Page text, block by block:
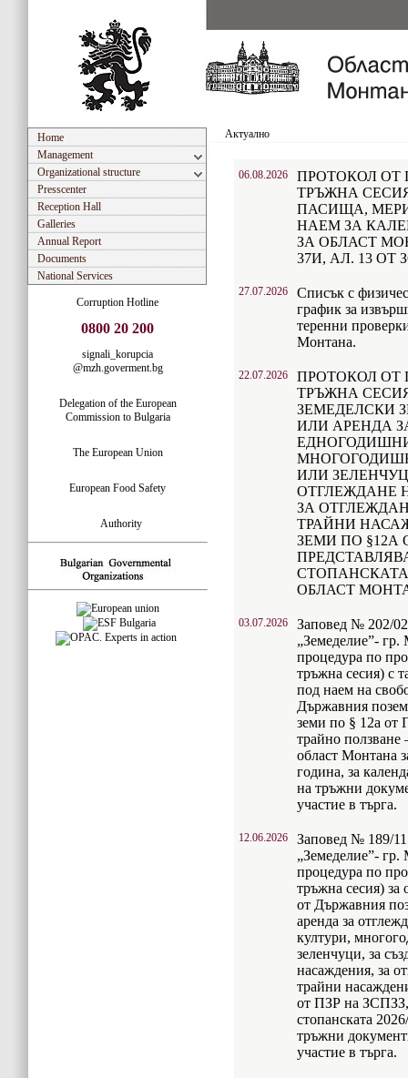
Home
Management
Organizational structure
Presscenter
Reception Hall
Galleries
Annual Report
Documents
National Services
Corruption Hotline
0800 20 200
signali_korupcia
@mzh.goverment.bg
Delegation of the European
Commission to Bulgaria
The European Union
European Food Safety
Authority
Актуално
06.08.2026
ПРОТОКОЛ ОТ
ТРЪЖНА
ПАСИЩА,
НАЕМ ЗА
ЗА ОБЛАСТ
37И, АЛ. 13 ОТ
27.07.2026
Списък с
график за
теренни
Монтана.
22.07.2026
ПРОТОКОЛ ОТ
ТРЪЖНА
ЗЕМЕДЕЛСКИ
ИЛИ АРЕНДА
ИЛИ
ОТГЛЕЖДАНЕ
ЗА
ТРАЙНИ
ЗЕМИ ПО §12А
СТОПАНСКАТА
ОБЛАСТ
03.07.2026
Заповед № 202/
„Земеделие”- гр.
процедура по
тръжна сесия) с
под наем на
Държавния
земи по § 12а от
трайно
област Монтана
година, за
на тръжни
участие в търга.
12.06.2026
Заповед № 189/
„Земеделие”- гр.
процедура по
тръжна сесия) за
от Държавния
аренда за
култури,
зеленчуци, за
насаждения, за
трайни
от ПЗР на ЗСПЗЗ,
стопанската
тръжни
участие в търга.